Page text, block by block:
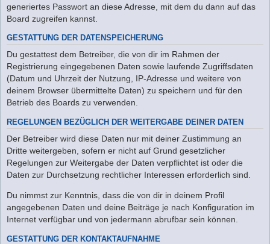
generiertes Passwort an diese Adresse, mit dem du dann auf das
Board zugreifen kannst.
GESTATTUNG DER DATENSPEICHERUNG
Du gestattest dem Betreiber, die von dir im Rahmen der
Registrierung eingegebenen Daten sowie laufende Zugriffsdaten
(Datum und Uhrzeit der Nutzung, IP-Adresse und weitere von
deinem Browser übermittelte Daten) zu speichern und für den
Betrieb des Boards zu verwenden.
REGELUNGEN BEZÜGLICH DER WEITERGABE DEINER DATEN
Der Betreiber wird diese Daten nur mit deiner Zustimmung an
Dritte weitergeben, sofern er nicht auf Grund gesetzlicher
Regelungen zur Weitergabe der Daten verpflichtet ist oder die
Daten zur Durchsetzung rechtlicher Interessen erforderlich sind.
Du nimmst zur Kenntnis, dass die von dir in deinem Profil
angegebenen Daten und deine Beiträge je nach Konfiguration im
Internet verfügbar und von jedermann abrufbar sein können.
GESTATTUNG DER KONTAKTAUFNAHME